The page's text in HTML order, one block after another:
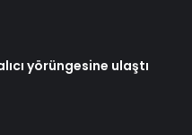
yörüngesine ulaştı